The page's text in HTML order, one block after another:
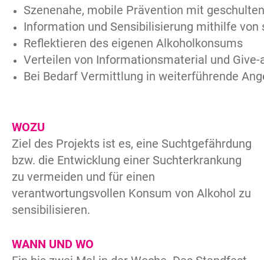
Szenenahe, mobile Prävention mit
Information und Sensibilisierung mithilfe
Reflektieren des eigenen Alkoholkonsums
Verteilen von Informationsmaterial und Give-
Bei Bedarf Vermittlung in weiterführende
WOZU
Ziel des Projekts ist es, eine Suchtgefährdung
bzw. die Entwicklung einer Suchterkrankung
zu vermeiden und für einen
verantwortungsvollen Konsum von Alkohol zu
sensibilisieren.
WANN UND WO